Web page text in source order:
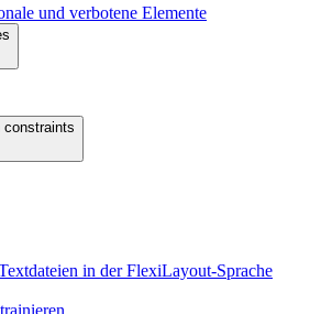
und verbotene Elemente
constraints
in der FlexiLayout-Sprache